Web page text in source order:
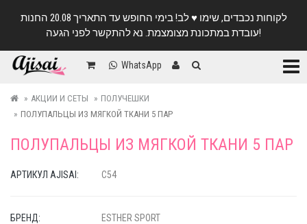
לקוחות נכבדים, שימו ♥️ לב! בימי החופש עד התאריך 20.08 החנות
עובדת במתכונת מצומצמת. נא להתקשר לפני הגעה!
WhatsApp
АКЦИИ И СЕТЫ
ПОЛУЧЕШКИ
ПОЛУПАЛЬЦЫ ИЗ МЯГКОЙ ТКАНИ 5 ПАР
ПОЛУПАЛЬЦЫ ИЗ МЯГКОЙ ТКАНИ 5 ПАР
АРТИКУЛ AJISAI: C54
БРЕНД:
ESTHER SPORT